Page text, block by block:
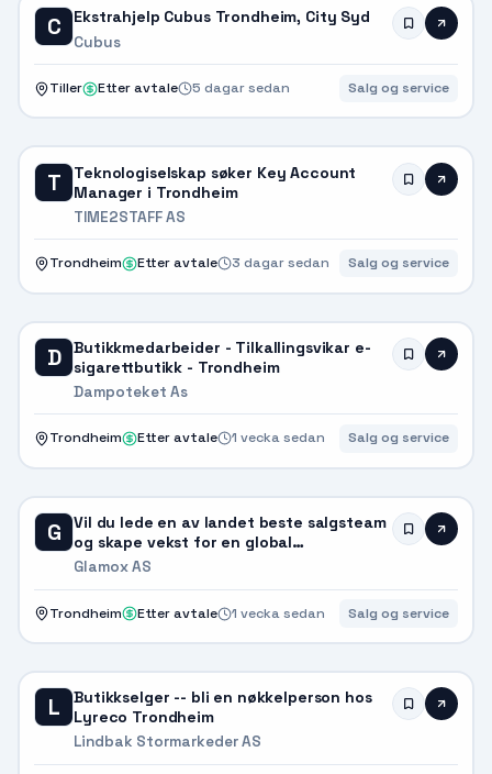
C Ekstrahjelp Cubus Trondheim, City Syd
Cubus
Tiller Etter avtale 5 dagar sedan Salg og service
T
Teknologiselskap søker Key Account
Manager i Trondheim
TIME2STAFF AS
Trondheim Etter avtale 3 dagar sedan Salg og service
D
Butikkmedarbeider - Tilkallingsvikar e-
sigarettbutikk - Trondheim
Dampoteket As
Trondheim Etter avtale 1 vecka sedan Salg og service
G
Vil du lede en av landet beste salgsteam
og skape vekst for en global
markedsleder?
Glamox AS
Trondheim Etter avtale 1 vecka sedan Salg og service
L
Butikkselger -- bli en nøkkelperson hos
Lyreco Trondheim
Lindbak Stormarkeder AS